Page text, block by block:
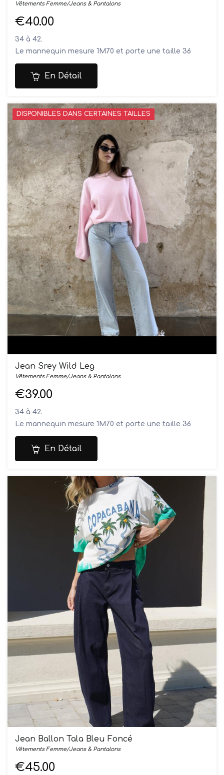
Vêtements Femme/Jeans & Pantalons
€40.00
34 à 42.
Le mannequin mesure 1M70 et porte une taille 36
Composition: 98% coton, 2% élasthanne
Lavage en machine à 30°
En Détail
DISPONIBLES DANS CERTAINES TAILLES
Jean Srey Wild Leg
Vêtements Femme/Jeans & Pantalons
€39.00
34 à 42.
Le mannequin mesure 1M70 et porte une taille 36
Composition: 63% coton, 32% polyester, 2% viscose,
3% élasthanne
Lavage en machine à 30°
En Détail
Jean Ballon Tala Bleu Foncé
Vêtements Femme/Jeans & Pantalons
€45.00